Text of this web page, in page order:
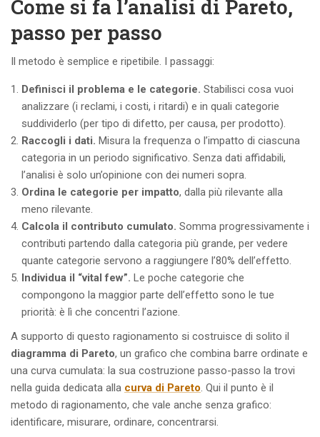
Come si fa l’analisi di Pareto,
passo per passo
Il metodo è semplice e ripetibile. I passaggi:
Definisci il problema e le categorie. Stabilisci cosa vuoi
analizzare (i reclami, i costi, i ritardi) e in quali categorie
suddividerlo (per tipo di difetto, per causa, per prodotto).
Raccogli i dati. Misura la frequenza o l’impatto di ciascuna
categoria in un periodo significativo. Senza dati affidabili,
l’analisi è solo un’opinione con dei numeri sopra.
Ordina le categorie per impatto, dalla più rilevante alla
meno rilevante.
Calcola il contributo cumulato. Somma progressivamente i
contributi partendo dalla categoria più grande, per vedere
quante categorie servono a raggiungere l’80% dell’effetto.
Individua il “vital few”. Le poche categorie che
compongono la maggior parte dell’effetto sono le tue
priorità: è lì che concentri l’azione.
A supporto di questo ragionamento si costruisce di solito il
diagramma di Pareto, un grafico che combina barre ordinate e
una curva cumulata: la sua costruzione passo-passo la trovi
nella guida dedicata alla curva di Pareto . Qui il punto è il
metodo di ragionamento, che vale anche senza grafico:
identificare, misurare, ordinare, concentrarsi.